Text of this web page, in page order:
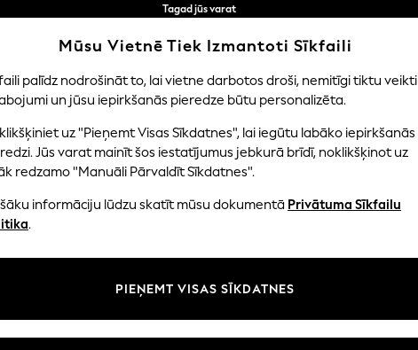
Tagad jūs varat
Ātrāk un drošāk,
norēķināšanās ar Maksājums caur banku
ZĒNI MAZULIS SIEVIETES
Mūsu Vietnē Tiek Izmantoti Sīkfaili
palīdz nodrošināt to, lai vietne darbotos droši, nemitīgi tiktu veikti
un jūsu iepirkšanās pieredze būtu personalizēta.
uz "Pieņemt Visas Sīkdatnes", lai iegūtu labāko iepirkšanās
Jūs varat mainīt šos iestatījumus jebkurā brīdī, noklikšķinot uz
redzamo "Manuāli Pārvaldīt Sīkdatnes".
informāciju lūdzu skatīt mūsu dokumentā Privātuma Sīkfailu
.
PIEŅEMT VISAS SĪKDATNES